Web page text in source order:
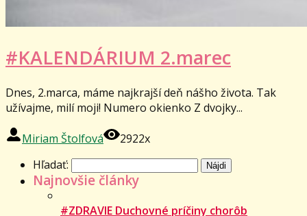
#KALENDÁRIUM 2.marec
Dnes, 2.marca, máme najkrajší deň nášho života. Tak
užívajme, milí moji! Numero okienko Z dvojky...
Miriam Štolfová
2922x
Hľadať:
Najnovšie články
#ZDRAVIE Duchovné príčiny chorôb